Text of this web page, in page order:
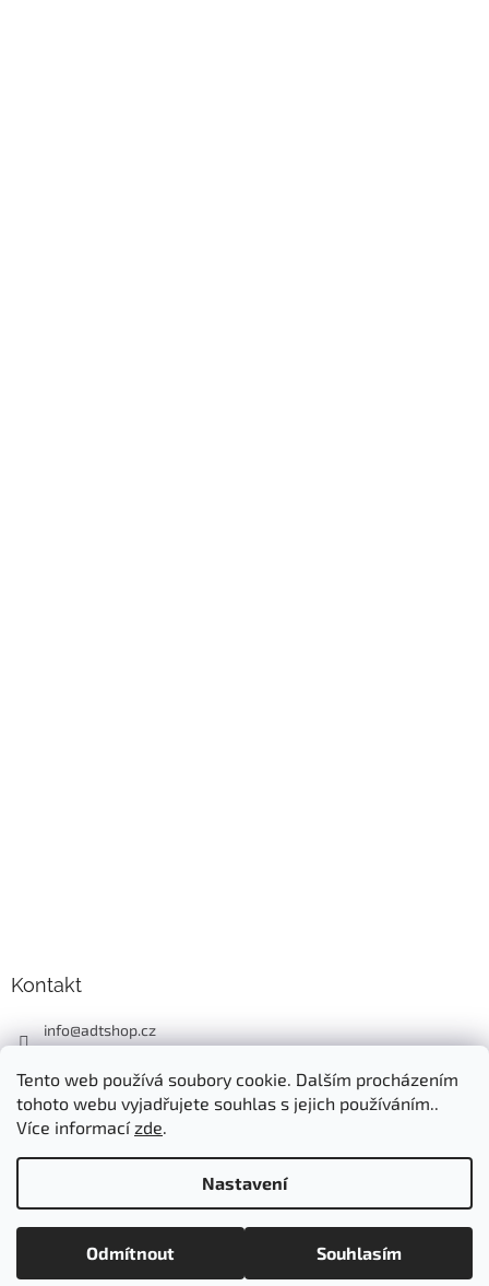
Tento web používá soubory cookie. Dalším procházením
tohoto webu vyjadřujete souhlas s jejich používáním..
Více informacízde.
Nastavení
Odmítnout Souhlasím
Kontakt
info@adtshop.cz
+420724549949
Vytvořil Shoptet
Copyright 2026ADT SHOP . Všechna práva vyhrazena.